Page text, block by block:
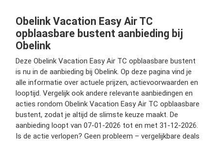
Obelink Vacation Easy Air TC
opblaasbare bustent aanbieding bij
Obelink
Deze Obelink Vacation Easy Air TC opblaasbare bustent
is nu in de aanbieding bij Obelink. Op deze pagina vind je
alle informatie over actuele prijzen, actievoorwaarden en
looptijd. Vergelijk ook andere relevante aanbiedingen en
acties rondom Obelink Vacation Easy Air TC opblaasbare
bustent, zodat je altijd de slimste keuze maakt. De
aanbieding loopt van 07-01-2026 tot en met 31-12-2026.
Is de actie verlopen? Geen probleem – vergelijkbare deals